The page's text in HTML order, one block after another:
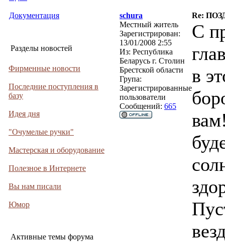
Документация
Разделы новостей
Фирменные новости
Последние поступления в
базу
Идея дня
"Очумелые ручки"
Мастерская и оборудование
Полезное в Интернете
Вы нам писали
Юмор
Активные темы форума
schura
Re:
Местный житель
Зарегистрирован:
13/01/2008 2:55
Из: Республика
Беларусь г. Столин
Брестской области
Група:
Зарегистрированные
пользователи
Сообщений: 665
С
в